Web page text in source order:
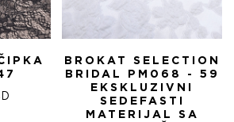
BROKAT SELECTION
BRIDAL PM068 - 59
EKSKLUZIVNI
SEDEFASTI
MATERIJAL SA